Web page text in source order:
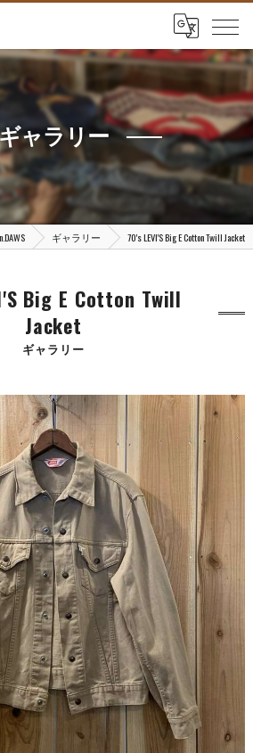
ャラリー
ギャラリー 70's LEVI'S Big E Cotton Twill Jacket
ギャラリー
Big E Cotton Twill
Jacket